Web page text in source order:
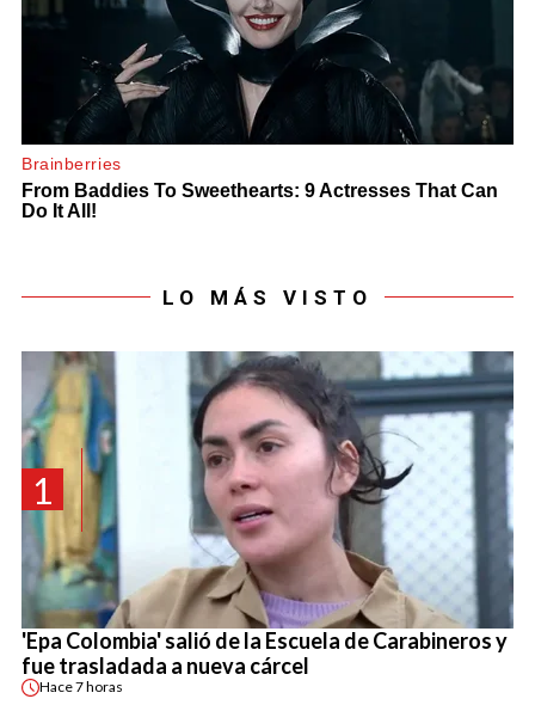
LO MÁS VISTO
1
'Epa Colombia' salió de la Escuela de Carabineros y
fue trasladada a nueva cárcel
Hace7 horas